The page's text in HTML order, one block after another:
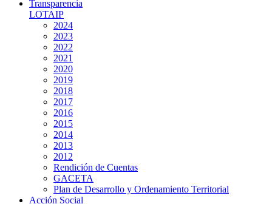
Transparencia
LOTAIP
2024
2023
2022
2021
2020
2019
2018
2017
2016
2015
2014
2013
2012
Rendición de Cuentas
GACETA
Plan de Desarrollo y Ordenamiento Territorial
Acción Social